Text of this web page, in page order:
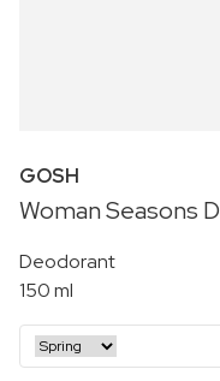
GOSH
Woman Seasons
Deodorant
150 ml